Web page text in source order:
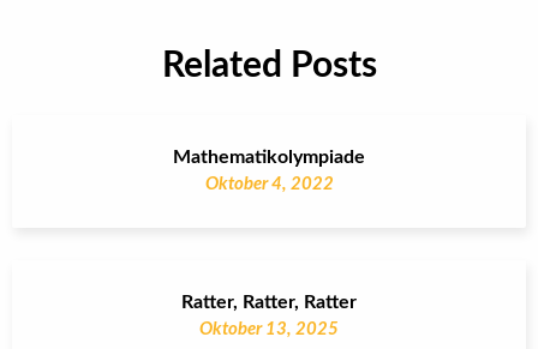
Related Posts
Mathematikolympiade
Oktober 4, 2022
Ratter, Ratter, Ratter
Oktober 13, 2025